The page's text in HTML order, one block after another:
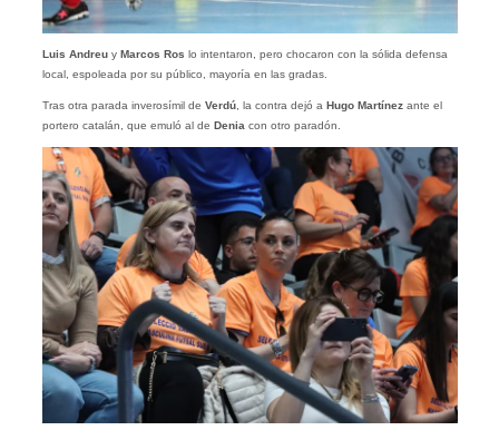
Luis Andreuy Marcos Ros lo intentaron, pero chocaron con la sólida defensa
local, espoleada por su público, mayoría en las gradas.
Tras otra parada inverosímil de Verdú, la contra dejó a Hugo Martínezante el
portero catalán, que emuló al de Denia con otro paradón.